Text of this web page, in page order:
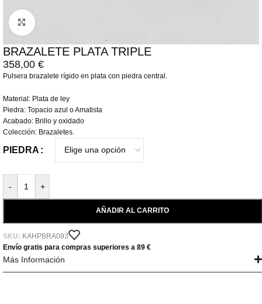
Click to enlarge
BRAZALETE PLATA TRIPLE
358,00 €
Pulsera brazalete rígido en plata con piedra central.
Material: Plata de ley
Piedra: Topacio azul o Amatista
Acabado: Brillo y oxidado
Colección: Brazaletes.
PIEDRA
- +
AÑADIR AL CARRITO
SKU: KAHPBRA093
Envío gratis para compras superiores a 89 €
Más Información